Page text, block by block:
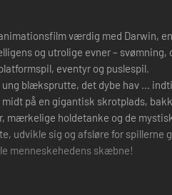
værdig med Darwin,
og utrolige evner –
eventyr og puslespil.
blæksprutte, det dybe hav ...
på en gigantisk skrotplads,
mærkelige holdetanke og de
udvikle sig og afsløre for
menneskehedens skæbne!